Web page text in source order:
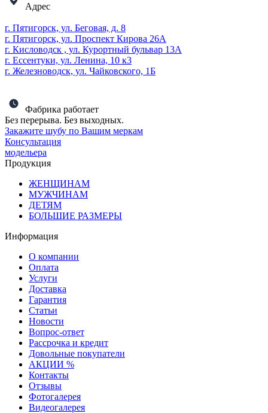
Адрес
г. Пятигорск, ул. Беговая, д. 8
г. Пятигорск, ул. Проспект Кирова 26А
г. Кисловодск , ул. Курортный бульвар 13А
г. Ессентуки, ул. Ленина, 10 к3
г. Железноводск, ул. Чайковского, 1Б
Фабрика работает
Без перерыва. Без выходных.
Закажите шубу по Вашим меркам
Консультация
модельера
Продукция
ЖЕНЩИНАМ
МУЖЧИНАМ
ДЕТЯМ
БОЛЬШИЕ РАЗМЕРЫ
Информация
О компании
Оплата
Услуги
Доставка
Гарантия
Статьи
Новости
Вопрос-ответ
Рассрочка и кредит
Довольные покупатели
АКЦИИ %
Контакты
Отзывы
Фотогалерея
Видеогалерея